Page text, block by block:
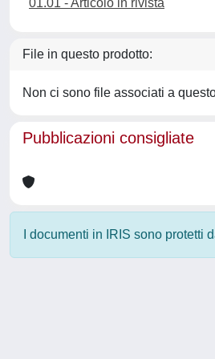
01.01 - Articolo in rivista
File in questo prodotto:
Non ci sono file associati a
Pubblicazioni consigliate
I documenti in IRIS sono